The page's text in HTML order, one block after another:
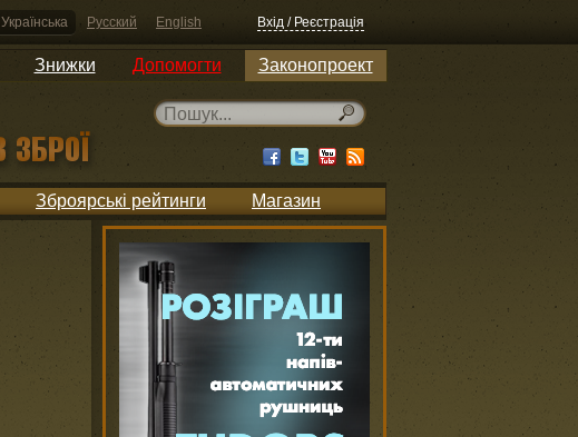
Українська Русский English Вхід / Реєстрація
Знижки Допомогти Законопроект
Зброярські рейтинги Магазин